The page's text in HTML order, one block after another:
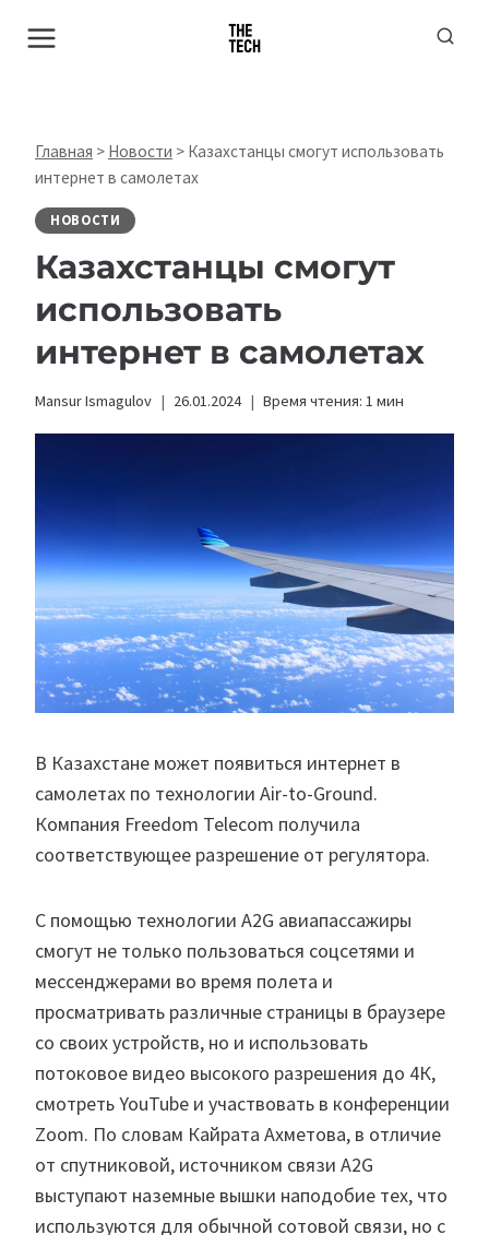
Главная > Новости > Казахстанцы смогут использовать
интернет в самолетах
НОВОСТИ
Казахстанцы смогут
использовать
интернет в самолетах
Mansur Ismagulov 26.01.2024 Время чтения: 1 мин
В Казахстане может появиться интернет в
самолетах по технологии Air-to-Ground.
Компания Freedom Telecom получила
соответствующее разрешение от регулятора.
С помощью технологии A2G авиапассажиры
смогут не только пользоваться соцсетями и
мессенджерами во время полета и
просматривать различные страницы в браузере
со своих устройств, но и использовать
потоковое видео высокого разрешения до 4К,
смотреть YouTube и участвовать в конференции
Zoom. По словам Кайрата Ахметова, в отличие
от спутниковой, источником связи A2G
выступают наземные вышки наподобие тех, что
используются для обычной сотовой связи, но с